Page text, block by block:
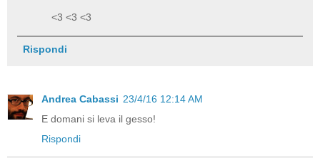
<3 <3 <3
Rispondi
Andrea Cabassi 23/4/16 12:14 AM
E domani si leva il gesso!
Rispondi